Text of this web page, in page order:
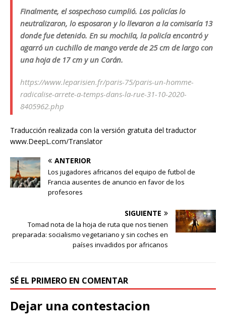
Finalmente, el sospechoso cumplió. Los policías lo
neutralizaron, lo esposaron y lo llevaron a la comisaría 13
donde fue detenido. En su mochila, la policía encontró y
agarró un cuchillo de mango verde de 25 cm de largo con
una hoja de 17 cm y un Corán.
https://www.leparisien.fr/paris-75/paris-un-homme-
radicalise-arrete-a-temps-dans-la-rue-31-10-2020-
8405962.php
Traducción realizada con la versión gratuita del traductor
www.DeepL.com/Translator
ANTERIOR
Los jugadores africanos del equipo de futbol de
Francia ausentes de anuncio en favor de los
profesores
SIGUIENTE
Tomad nota de la hoja de ruta que nos tienen
preparada: socialismo vegetariano y sin coches en
países invadidos por africanos
SÉ EL PRIMERO EN COMENTAR
Dejar una contestacion